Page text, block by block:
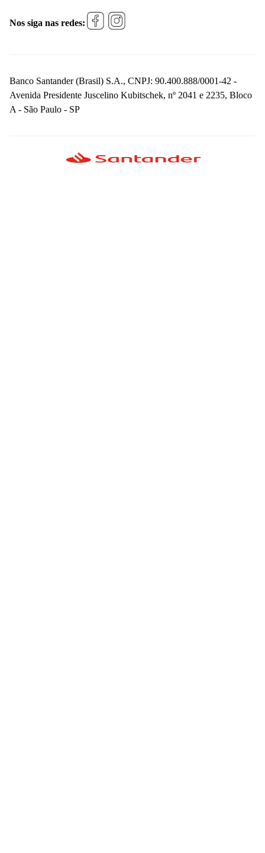
Nos siga nas redes:
Banco Santander (Brasil) S.A., CNPJ: 90.400.888/0001-42 -
Avenida Presidente Juscelino Kubitschek, nº 2041 e 2235, Bloco
A - São Paulo - SP